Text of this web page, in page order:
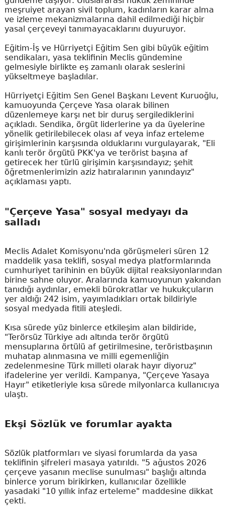
meşruiyet arayan sivil toplum, kadınların karar alma
ve izleme mekanizmalarına dahil edilmediği hiçbir
yasal çerçeveyi tanımayacaklarını duyuruyor.
Eğitim-İş ve Hürriyetçi Eğitim Sen gibi büyük eğitim
sendikaları, yasa teklifinin Meclis gündemine
gelmesiyle birlikte eş zamanlı olarak seslerini
yükseltmeye başladılar.
Hürriyetçi Eğitim Sen Genel Başkanı Levent Kuruoğlu,
kamuoyunda Çerçeve Yasa olarak bilinen
düzenlemeye karşı net bir duruş sergilediklerini
açıkladı. Sendika, örgüt liderlerine ya da üyelerine
yönelik getirilebilecek olası af veya infaz erteleme
girişimlerinin karşısında olduklarını vurgulayarak, "Eli
kanlı terör örgütü PKK'ya ve terörist başına af
getirecek her türlü girişimin karşısındayız; şehit
öğretmenlerimizin aziz hatıralarının yanındayız"
açıklaması yaptı.
"Çerçeve Yasa" sosyal medyayı da
salladı
Meclis Adalet Komisyonu'nda görüşmeleri süren 12
maddelik yasa teklifi, sosyal medya platformlarında
cumhuriyet tarihinin en büyük dijital reaksiyonlarından
birine sahne oluyor. Aralarında kamuoyunun yakından
tanıdığı aydınlar, emekli bürokratlar ve hukukçuların
yer aldığı 242 isim, yayımladıkları ortak bildiriyle
sosyal medyada fitili ateşledi.
Kısa sürede yüz binlerce etkileşim alan bildiride,
"Terörsüz Türkiye adı altında terör örgütü
mensuplarına örtülü af getirilmesine, teröristbaşının
muhatap alınmasına ve milli egemenliğin
zedelenmesine Türk milleti olarak hayır diyoruz"
ifadelerine yer verildi. Kampanya, "Çerçeve Yasaya
Hayır" etiketleriyle kısa sürede milyonlarca kullanıcıya
ulaştı.
Ekşi Sözlük ve forumlar ayakta
Sözlük platformları ve siyasi forumlarda da yasa
teklifinin şifreleri masaya yatırıldı. "5 ağustos 2026
çerçeve yasanın meclise sunulması" başlığı altında
binlerce yorum birikirken, kullanıcılar özellikle
yasadaki "10 yıllık infaz erteleme" maddesine dikkat
çekti.